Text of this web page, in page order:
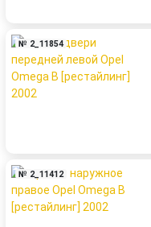
№ 2_11854
№ 2_11412